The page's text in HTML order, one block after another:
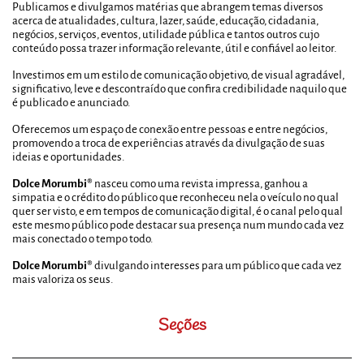
Publicamos e divulgamos matérias que abrangem temas diversos
acerca de atualidades, cultura, lazer, saúde, educação, cidadania,
negócios, serviços, eventos, utilidade pública e tantos outros cujo
conteúdo possa trazer informação relevante, útil e confiável ao leitor.
Investimos em um estilo de comunicação objetivo, de visual agradável,
significativo, leve e descontraído que confira credibilidade naquilo que
é publicado e anunciado.
Oferecemos um espaço de conexão entre pessoas e entre negócios,
promovendo a troca de experiências através da divulgação de suas
ideias e oportunidades.
Dolce Morumbi® nasceu como uma revista impressa, ganhou a
simpatia e o crédito do público que reconheceu nela o veículo no qual
quer ser visto, e em tempos de comunicação digital, é o canal pelo qual
este mesmo público pode destacar sua presença num mundo cada vez
mais conectado o tempo todo.
Dolce Morumbi® divulgando interesses para um público que cada vez
mais valoriza os seus.
Seções